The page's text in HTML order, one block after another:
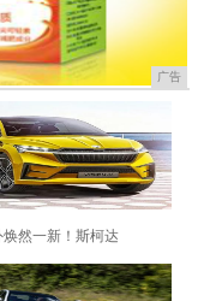
广告
焕然一新！斯柯达